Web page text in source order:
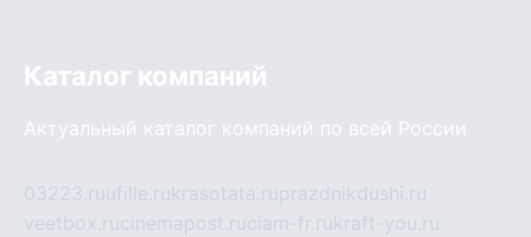
Каталог компаний
Актуальный каталог компаний по всей России
03223.ruufille.rukrasotata.ruprazdnikdushi.ru
veetbox.rucinemapost.ruciam-fr.rukraft-you.ru